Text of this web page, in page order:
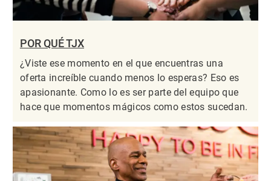
POR QUÉ TJX
¿Viste ese momento en el que encuentras una
oferta increíble cuando menos lo esperas? Eso es
apasionante. Como lo es ser parte del equipo que
hace que momentos mágicos como estos sucedan.